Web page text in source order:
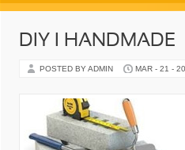
DIY I HANDMADE
POSTED BY ADMIN MAR - 21 -